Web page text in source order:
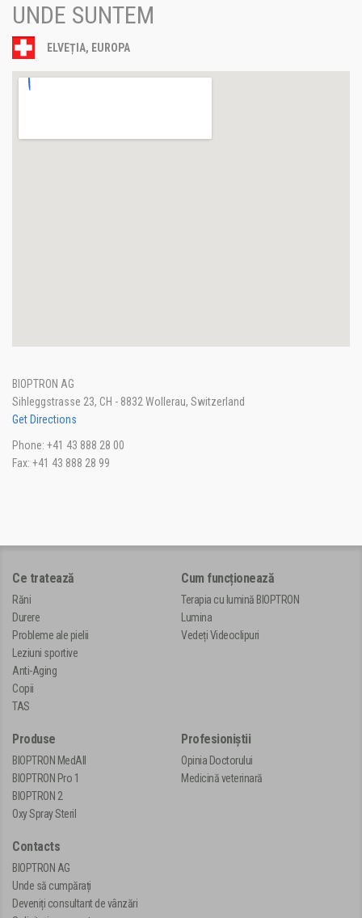
UNDE SUNTEM
ELVEȚIA, EUROPA
BIOPTRON AG
Sihleggstrasse 23, CH - 8832 Wollerau, Switzerland
Get Directions
Phone: +41 43 888 28 00
Fax: +41 43 888 28 99
Ce tratează
Răni
Durere
Probleme ale pielii
Leziuni sportive
Anti-Aging
Copii
TAS
Cum funcționează
Terapia cu lumină BIOPTRON
Lumina
Vedeți Videoclipuri
Produse
BIOPTRON MedAll
BIOPTRON Pro 1
BIOPTRON 2
Oxy Spray Steril
Profesioniștii
Opinia Doctorului
Medicină veterinară
Contacts
BIOPTRON AG
Unde să cumpărați
Deveniți consultant de vânzări